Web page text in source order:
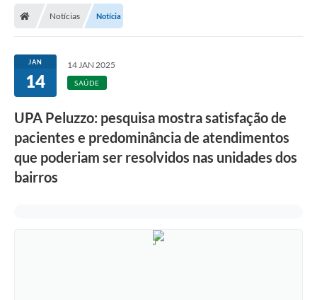
Notícias Notícia
JAN
14
14 JAN 2025
SAÚDE
UPA Peluzzo: pesquisa mostra satisfação de
pacientes e predominância de atendimentos
que poderiam ser resolvidos nas unidades dos
bairros